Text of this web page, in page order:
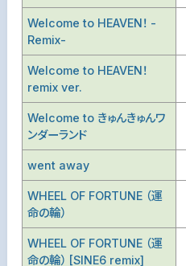
Welcome to HEAVEN！ -
Remix-
Welcome to HEAVEN！
remix ver.
Welcome to きゅんきゅんワ
ンダーランド
went away
WHEEL OF FORTUNE （運
命の輪）
WHEEL OF FORTUNE （運
命の輪） [SINE6 remix]